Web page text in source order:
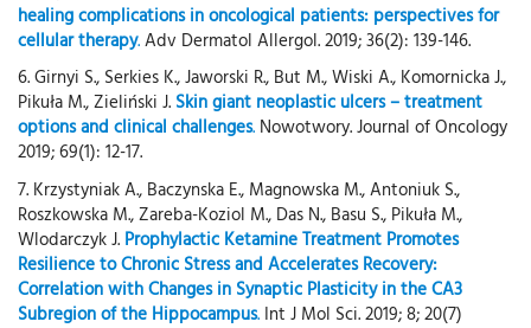
healing complications in oncological patients: perspectives for
cellular therapy.Adv Dermatol Allergol. 2019; 36(2): 139-146.
6. Girnyi S., Serkies K., Jaworski R., But M., Wiski A., Komornicka J.,
Pikuła M., Zieliński J. Skin giant neoplastic ulcers – treatment
options and clinical challenges. Nowotwory. Journal of Oncology
2019; 69(1): 12-17.
7. Krzystyniak A., Baczynska E., Magnowska M., Antoniuk S.,
Roszkowska M., Zareba-Koziol M., Das N., Basu S., Pikuła M.,
Wlodarczyk J. Prophylactic Ketamine Treatment Promotes
Resilience to Chronic Stress and Accelerates Recovery:
Correlation with Changes in Synaptic Plasticity in the CA3
Subregion of the Hippocampus. Int J Mol Sci. 2019; 8; 20(7)